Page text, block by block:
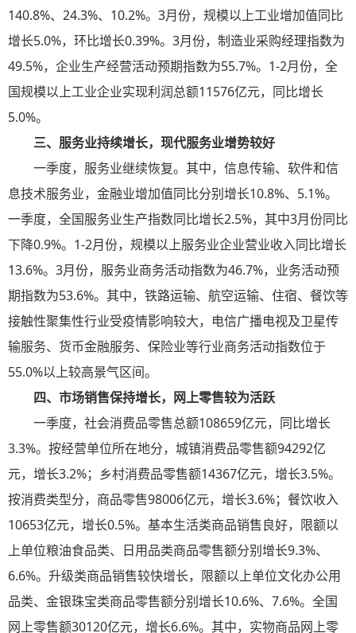
140.8%、24.3%、10.2%。3月份，规模以上工业增加值同比
增长5.0%，环比增长0.39%。3月份，制造业采购经理指数为
49.5%，企业生产经营活动预期指数为55.7%。1-2月份，全
国规模以上工业企业实现利润总额11576亿元，同比增长
5.0%。
三、服务业持续增长，现代服务业增势较好
一季度，服务业继续恢复。其中，信息传输、软件和信
息技术服务业，金融业增加值同比分别增长10.8%、5.1%。
一季度，全国服务业生产指数同比增长2.5%，其中3月份同比
下降0.9%。1-2月份，规模以上服务业企业营业收入同比增长
13.6%。3月份，服务业商务活动指数为46.7%，业务活动预
期指数为53.6%。其中，铁路运输、航空运输、住宿、餐饮等
接触性聚集性行业受疫情影响较大，电信广播电视及卫星传
输服务、货币金融服务、保险业等行业商务活动指数位于
55.0%以上较高景气区间。
四、市场销售保持增长，网上零售较为活跃
一季度，社会消费品零售总额108659亿元，同比增长
3.3%。按经营单位所在地分，城镇消费品零售额94292亿
元，增长3.2%；乡村消费品零售额14367亿元，增长3.5%。
按消费类型分，商品零售98006亿元，增长3.6%；餐饮收入
10653亿元，增长0.5%。基本生活类商品销售良好，限额以
上单位粮油食品类、日用品类商品零售额分别增长9.3%、
6.6%。升级类商品销售较快增长，限额以上单位文化办公用
品类、金银珠宝类商品零售额分别增长10.6%、7.6%。全国
网上零售额30120亿元，增长6.6%。其中，实物商品网上零